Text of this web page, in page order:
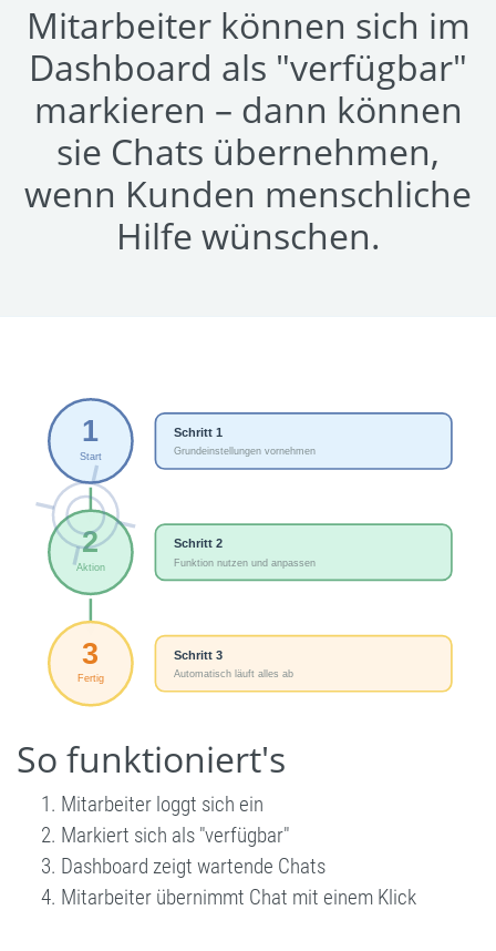
Mitarbeiter können sich im
Dashboard als "verfügbar"
markieren – dann können
sie Chats übernehmen,
wenn Kunden menschliche
Hilfe wünschen.
So funktioniert's
Mitarbeiter loggt sich ein
Markiert sich als "verfügbar"
Dashboard zeigt wartende Chats
Mitarbeiter übernimmt Chat mit einem Klick